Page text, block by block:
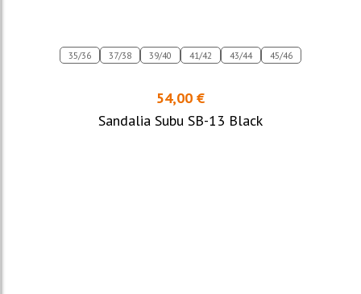
35/36 37/38 39/40 41/42 43/44 45/46
54,00 €
Sandalia Subu SB-13 Black